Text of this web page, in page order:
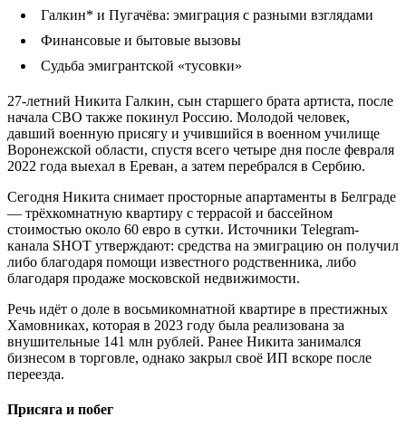
Галкин* и Пугачёва: эмиграция с разными взглядами
Финансовые и бытовые вызовы
Судьба эмигрантской «тусовки»
27-летний Никита Галкин, сын старшего брата артиста, после
начала СВО также покинул Россию. Молодой человек,
давший военную присягу и учившийся в военном училище
Воронежской области, спустя всего четыре дня после февраля
2022 года выехал в Ереван, а затем перебрался в Сербию.
Сегодня Никита снимает просторные апартаменты в Белграде
— трёхкомнатную квартиру с террасой и бассейном
стоимостью около 60 евро в сутки. Источники Telegram-
канала SHOT утверждают: средства на эмиграцию он получил
либо благодаря помощи известного родственника, либо
благодаря продаже московской недвижимости.
Речь идёт о доле в восьмикомнатной квартире в престижных
Хамовниках, которая в 2023 году была реализована за
внушительные 141 млн рублей. Ранее Никита занимался
бизнесом в торговле, однако закрыл своё ИП вскоре после
переезда.
Присяга и побег